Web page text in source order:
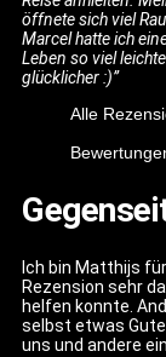
öffnete sich viel
Marcel hatte ich
Leben so viel
glücklicher :)”
Alle
Ich bin Matthijs
Rezension sehr
helfen konnte.
selbst etwas
uns und andere